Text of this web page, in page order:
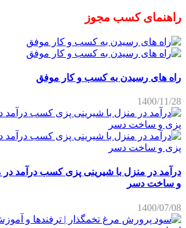
راهنمای کسب مجوز
راه های رسیدن به کسب و کار موفق
1400/11/28
درآمد در منزل با شیرینی پزی کسب درآمد در
و ساخت دسر
1400/07/08